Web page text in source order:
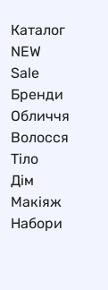
Каталог
NEW
Sale
Бренди
Обличчя
Волосся
Тіло
Дім
Макіяж
Набори